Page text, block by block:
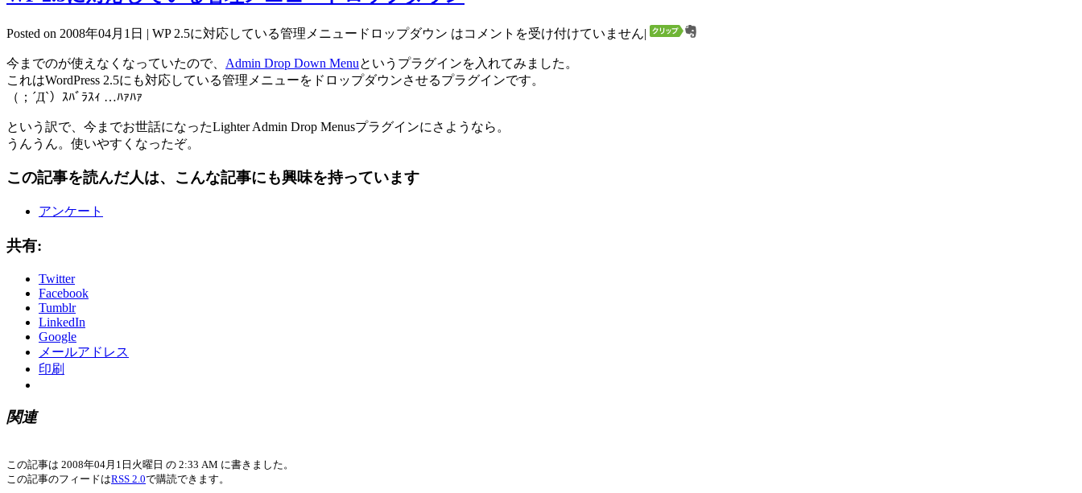
Posted on 2008年04月1日 | WP 2.5に対応している管理メニュードロップダウン はコメントを受け付けていません|
今までのが使えなくなっていたので、 Admin Drop Down Menuというプラグインを入れてみました。
これはWordPress 2.5にも対応している管理メニューをドロップダウンさせるプラグインです。
（；´Д`）ｽﾊﾞﾗｽｨ …ﾊｧﾊｧ
という訳で、今までお世話になったLighter Admin Drop Menusプラグインにさようなら。
うんうん。使いやすくなったぞ。
この記事を読んだ人は、こんな記事にも興味を持っています
アンケート
共有:
Twitter
Facebook
Tumblr
LinkedIn
Google
メールアドレス
印刷
関連
この記事は 2008年04月1日火曜日 の 2:33 AM に書きました。
この記事のフィードはRSS 2.0で購読できます。